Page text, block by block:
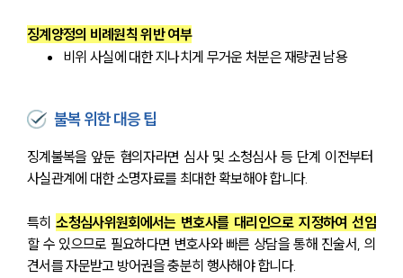
징계양정의 비례원칙 위반 여부
비위 사실에 대한 지나치게 무거운 처분은 재량권 남용
불복 위한 대응 팁
징계불복을 앞둔 혐의자라면 심사 및 소청심사 등 단계 이전부터
사실관계에 대한 소명자료를 최대한 확보해야 합니다.
특히 소청심사위원회에서는 변호사를 대리인으로 지정하여 선임
할 수 있으므로 필요하다면 변호사와 빠른 상담을 통해 진술서, 의
견서를 자문받고 방어권을 충분히 행사해야 합니다.